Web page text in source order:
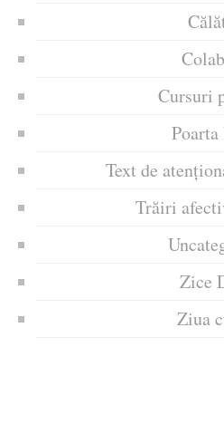
Cursuri
Text de
Trăiri
Zice
Ziua